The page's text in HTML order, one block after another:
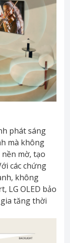
phát sáng
mà không
mờ, tạo
các chứng
không
LG OLED bảo
tăng thời